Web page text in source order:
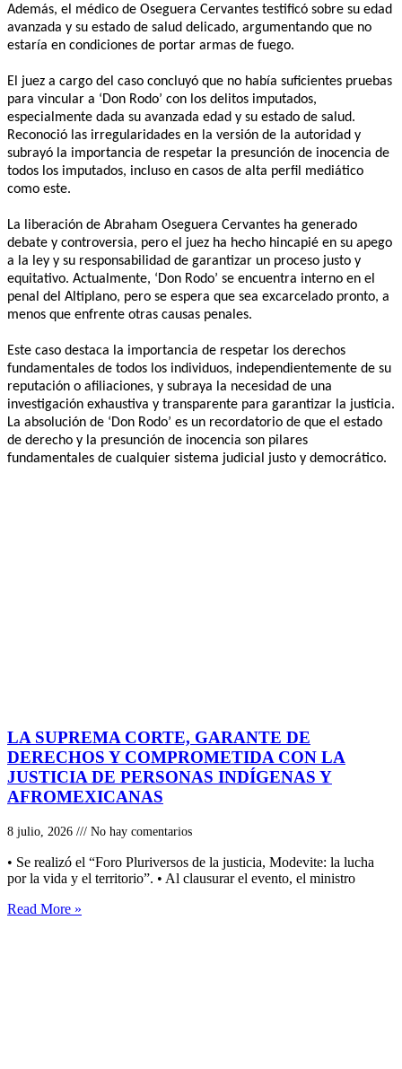
Además, el médico de Oseguera Cervantes testificó sobre su edad
avanzada y su estado de salud delicado, argumentando que no
estaría en condiciones de portar armas de fuego.
El juez a cargo del caso concluyó que no había suficientes pruebas
para vincular a ‘Don Rodo’ con los delitos imputados,
especialmente dada su avanzada edad y su estado de salud.
Reconoció las irregularidades en la versión de la autoridad y
subrayó la importancia de respetar la presunción de inocencia de
todos los imputados, incluso en casos de alta perfil mediático
como este.
La liberación de Abraham Oseguera Cervantes ha generado
debate y controversia, pero el juez ha hecho hincapié en su apego
a la ley y su responsabilidad de garantizar un proceso justo y
equitativo. Actualmente, ‘Don Rodo’ se encuentra interno en el
penal del Altiplano, pero se espera que sea excarcelado pronto, a
menos que enfrente otras causas penales.
Este caso destaca la importancia de respetar los derechos
fundamentales de todos los individuos, independientemente de su
reputación o afiliaciones, y subraya la necesidad de una
investigación exhaustiva y transparente para garantizar la justicia.
La absolución de ‘Don Rodo’ es un recordatorio de que el estado
de derecho y la presunción de inocencia son pilares
fundamentales de cualquier sistema judicial justo y democrático.
LA SUPREMA CORTE, GARANTE DE
DERECHOS Y COMPROMETIDA CON LA
JUSTICIA DE PERSONAS INDÍGENAS Y
AFROMEXICANAS
8 julio, 2026 No hay comentarios
• Se realizó el “Foro Pluriversos de la justicia, Modevite: la lucha
por la vida y el territorio”. • Al clausurar el evento, el ministro
Read More »